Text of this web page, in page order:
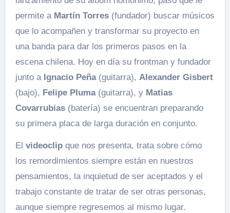
permite a Martín Torres(fundador) buscar músicos
que lo acompañen y transformar su proyecto en
una banda para dar los primeros pasos en la
escena chilena. Hoy en día su frontman y fundador
junto a Ignacio Peña(guitarra), Alexander Gisbert
(bajo), Felipe Pluma (guitarra), y Matias
Covarrubias(batería) se encuentran preparando
su primera placa de larga duración en conjunto.
El videoclipque nos presenta, trata sobre cómo
los remordimientos siempre están en nuestros
pensamientos, la inquietud de ser aceptados y el
trabajo constante de tratar de ser otras personas,
aunque siempre regresemos al mismo lugar.